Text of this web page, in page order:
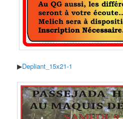
▶Depliant_15x21-1